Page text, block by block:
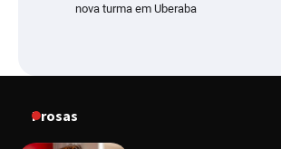
nova turma em Uberaba
Prosas